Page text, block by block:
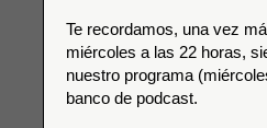
Te recordamos, una vez
miércoles a las 22 horas,
nuestro programa
banco de podcast.